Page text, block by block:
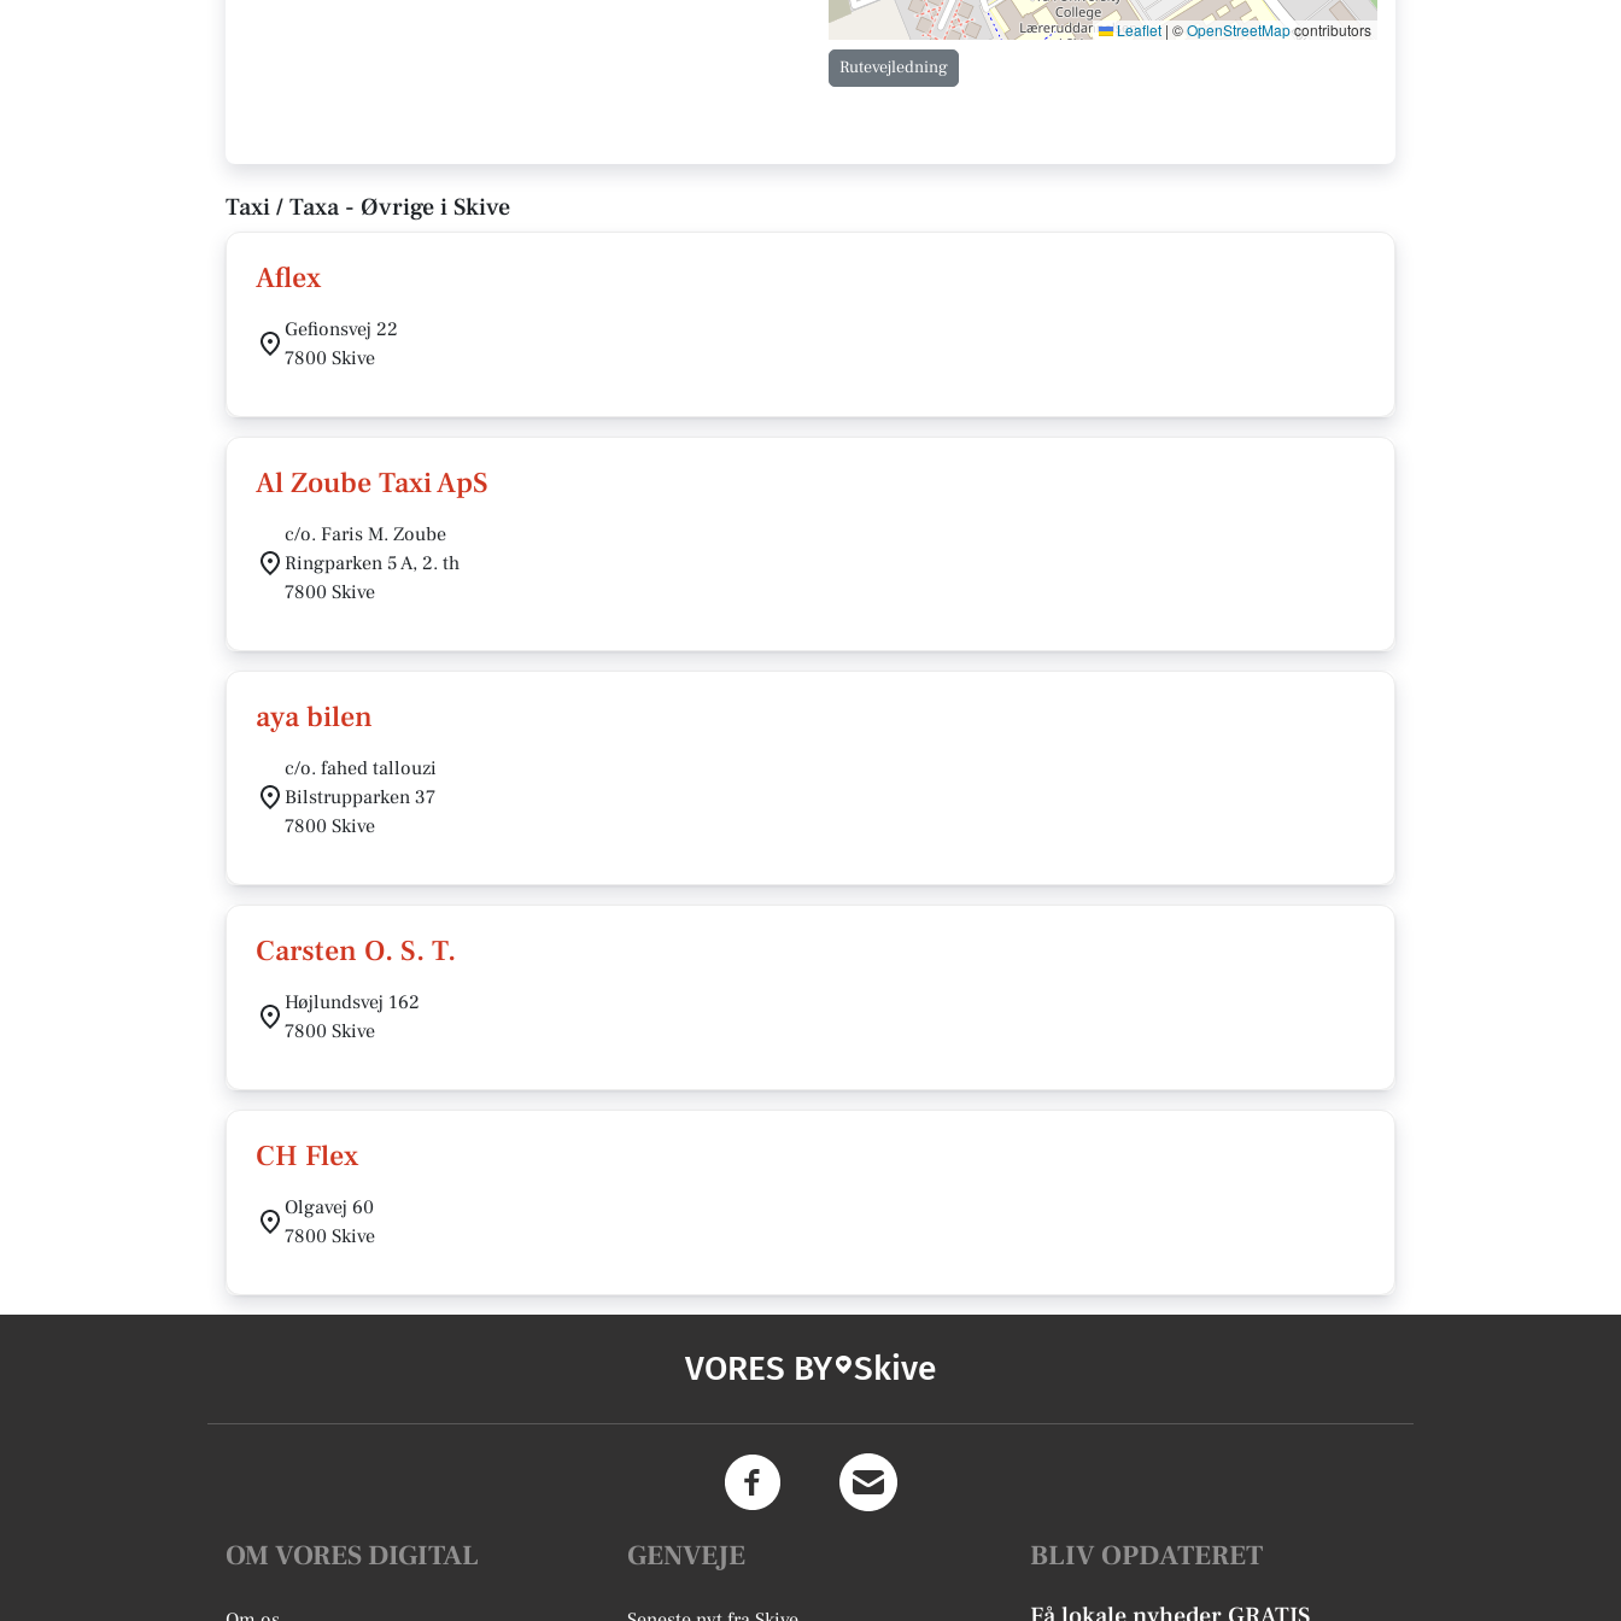
Leaflet | ©OpenStreetMapcontributors
Rutevejledning
Taxi / Taxa - Øvrige i Skive
Aflex
Gefionsvej 22
7800 Skive
Al Zoube Taxi ApS
c/o. Faris M. Zoube
Ringparken 5 A, 2. th
7800 Skive
aya bilen
c/o. fahed tallouzi
Bilstrupparken 37
7800 Skive
Carsten O. S. T.
Højlundsvej 162
7800 Skive
CH Flex
Olgavej 60
7800 Skive
VORES BY Skive
OM VORES DIGITAL GENVEJE BLIV OPDATERET